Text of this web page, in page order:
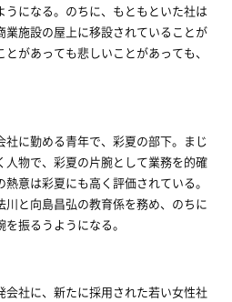
になる。のちに、もともといた社は
施設の屋上に移設されていることが
があっても悲しいことがあっても、
に勤める青年で、彩夏の部下。まじ
人物で、彩夏の片腕として業務を的確
意は彩夏にも高く評価されている。
と向島昌弘の教育係を務め、のちに
振るうようになる。
社に、新たに採用された若い女性社